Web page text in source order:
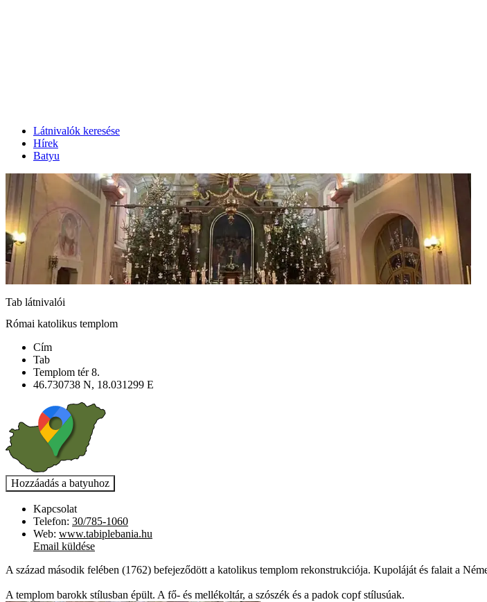
Látnivalók keresése
Hírek
Batyu
Tab látnivalói
Római katolikus templom
Cím
Tab
Templom tér 8.
46.730738 N, 18.031299 E
Kapcsolat
Telefon: 30/785-1060
Web: www.tabiplebania.hu
Email küldése
A század második felében (1762) befejeződött a katolikus templom rekonstrukciója. Kupoláját és falait a
A templom barokk stílusban épült. A fő- és mellékoltár, a szószék és a padok copf stílusúak.